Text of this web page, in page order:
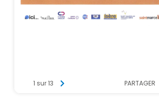
Toutes les infos partagées par les